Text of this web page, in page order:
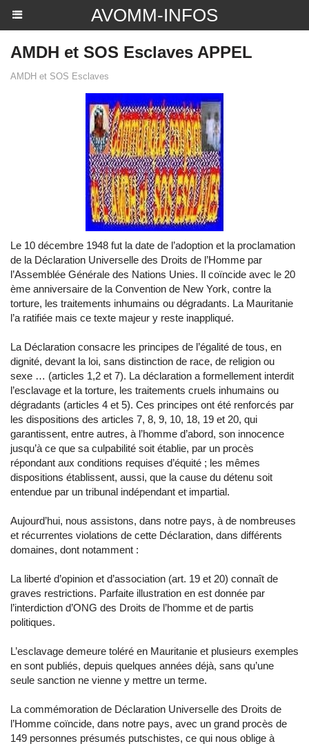
AVOMM-INFOS
AMDH et SOS Esclaves APPEL
AMDH et SOS Esclaves
Le 10 décembre 1948 fut la date de l’adoption et la proclamation
de la Déclaration Universelle des Droits de l’Homme par
l’Assemblée Générale des Nations Unies. Il coïncide avec le 20
ème anniversaire de la Convention de New York, contre la
torture, les traitements inhumains ou dégradants. La Mauritanie
l’a ratifiée mais ce texte majeur y reste inappliqué.
La Déclaration consacre les principes de l’égalité de tous, en
dignité, devant la loi, sans distinction de race, de religion ou
sexe … (articles 1,2 et 7). La déclaration a formellement interdit
l’esclavage et la torture, les traitements cruels inhumains ou
dégradants (articles 4 et 5). Ces principes ont été renforcés par
les dispositions des articles 7, 8, 9, 10, 18, 19 et 20, qui
garantissent, entre autres, à l’homme d’abord, son innocence
jusqu’à ce que sa culpabilité soit établie, par un procès
répondant aux conditions requises d’équité ; les mêmes
dispositions établissent, aussi, que la cause du détenu soit
entendue par un tribunal indépendant et impartial.
Aujourd’hui, nous assistons, dans notre pays, à de nombreuses
et récurrentes violations de cette Déclaration, dans différents
domaines, dont notamment :
La liberté d’opinion et d’association (art. 19 et 20) connaît de
graves restrictions. Parfaite illustration en est donnée par
l’interdiction d’ONG des Droits de l’homme et de partis
politiques.
L’esclavage demeure toléré en Mauritanie et plusieurs exemples
en sont publiés, depuis quelques années déjà, sans qu’une
seule sanction ne vienne y mettre un terme.
La commémoration de Déclaration Universelle des Droits de
l’Homme coïncide, dans notre pays, avec un grand procès de
149 personnes présumés putschistes, ce qui nous oblige à